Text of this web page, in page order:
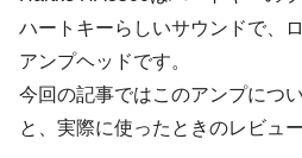
ハートキーらしいサウンドで、
アンプヘッドです。
今回の記事ではこのアンプにつ
と、実際に使ったときのレビュ